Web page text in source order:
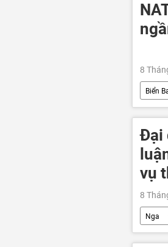
8
Biển
Nga
Đại
vụ
8
Nga